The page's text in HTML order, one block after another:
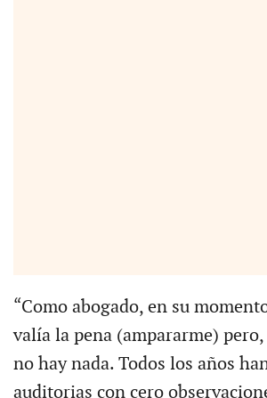
“Como abogado, en su
valía la pena (ampararme)
no hay nada. Todos los años
auditorias con cero